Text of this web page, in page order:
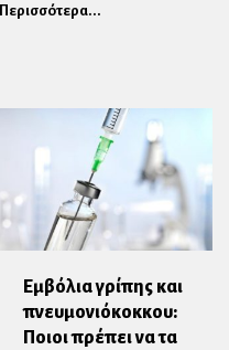
Περισσότερα...
Εμβόλια γρίπης και
πνευμονιόκοκκου:
Ποιοι πρέπει να τα